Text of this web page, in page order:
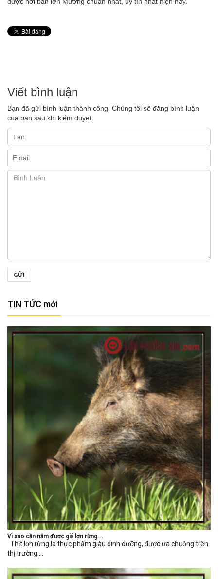
được nơi bán lợn Mường chuẩn nhất, uy tín nhất hiện nay.
Viết bình luận
Bạn đã gửi bình luận thành công. Chúng tôi sẽ đăng bình luận
của bạn sau khi kiểm duyệt.
GỬI
TIN TỨC mới
Vì sao cần nắm được giá lợn rừng...
Thịt lợn rừng là thực phẩm giàu dinh dưỡng, được ưa chuộng trên
thị trường....